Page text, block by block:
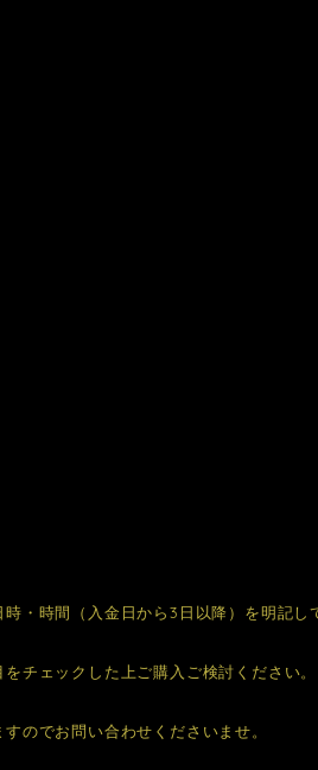
・時間（入金日から3日以降）を明記し
チェックした上ご購入ご検討ください。
のでお問い合わせくださいませ。